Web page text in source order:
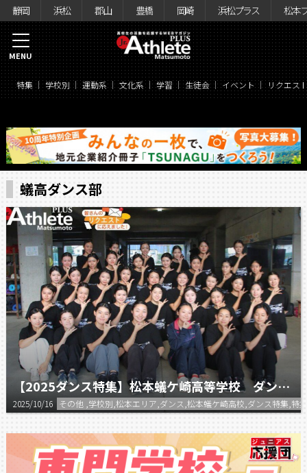
静岡 浜松 郡山 豊橋 岡崎 浜松プラス 松本
特集 学校別 運動系 文化系 学習 生徒会 イベント リクエス
MENU
蟻高ダンス部
【2025ダンス特集】松本蟻ケ崎高等学校 ダンス部
2025/10/16 その他 ,学校別,松本エリア,ダンス,松本蟻ケ崎高校,ダンス特集,特